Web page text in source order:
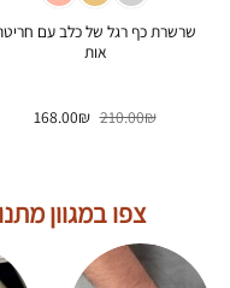
שרשרת כף רגל של כלב עם
אות
210.00₪ המחיר
המקורי
168.00₪ המחיר
צפו במגוון